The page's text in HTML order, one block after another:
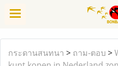
กระดานสนทนา > ถาม-ตอบ >